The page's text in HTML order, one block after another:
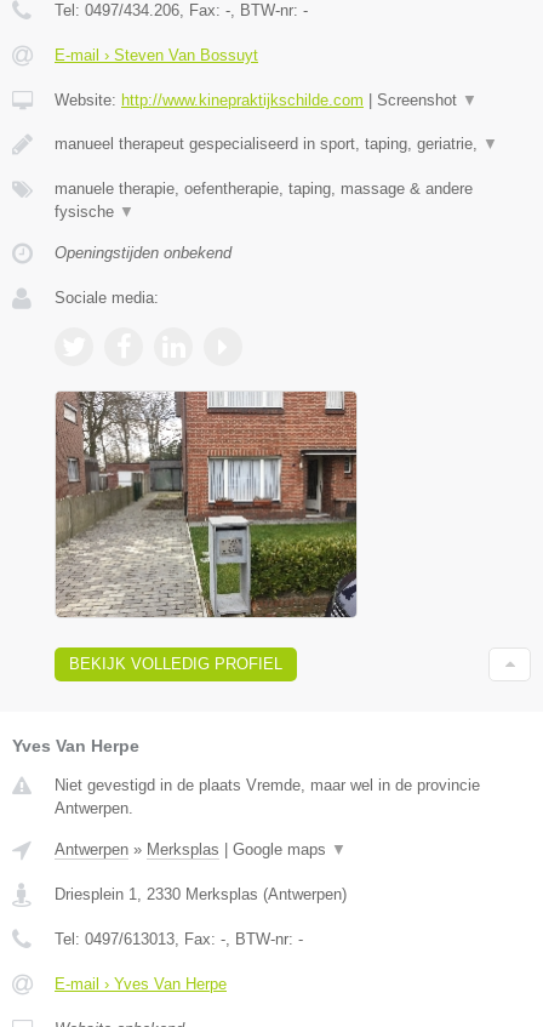
Tel: 0497/434.206, Fax: -, BTW-nr: -
E-mail › Steven Van Bossuyt
Website: http://www.kinepraktijkschilde.com Screenshot ▼
manueel therapeut gespecialiseerd in sport, taping, geriatrie, ▼
manuele therapie, oefentherapie, taping, massage & andere
fysische ▼
Openingstijden onbekend
Sociale media:
BEKIJK VOLLEDIG PROFIEL
Yves Van Herpe
Niet gevestigd in de plaats Vremde, maar wel in de provincie
Antwerpen.
Antwerpen » Merksplas | Google maps ▼
Driesplein 1 2330 Merksplas (Antwerpen)
Tel: 0497/613013 , Fax: - , BTW-nr: -
E-mail › Yves Van Herpe